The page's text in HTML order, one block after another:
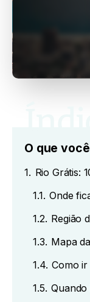
O que
1. Rio Grátis:
1.1. Onde
1.2. Região
1.3. Mapa
1.4. Como ir
1.5. Quando